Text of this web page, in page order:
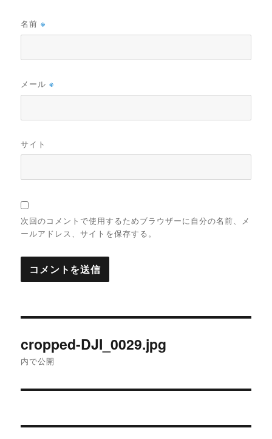
名前※
メール※
サイト
次回のコメントで使用するためブラウザーに自分の名前、メ
ールアドレス、サイトを保存する。
稿
ゲ
cropped-DJI_0029.jpg
内で公開